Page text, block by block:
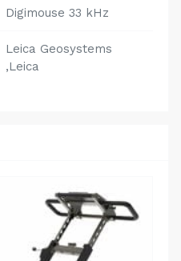
Digimouse 33 kHz
Leica Geosystems
,Leica